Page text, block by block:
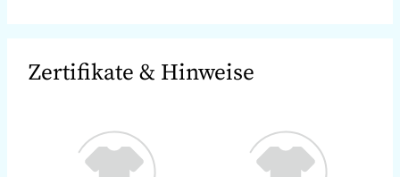
Zertifikate & Hinweise